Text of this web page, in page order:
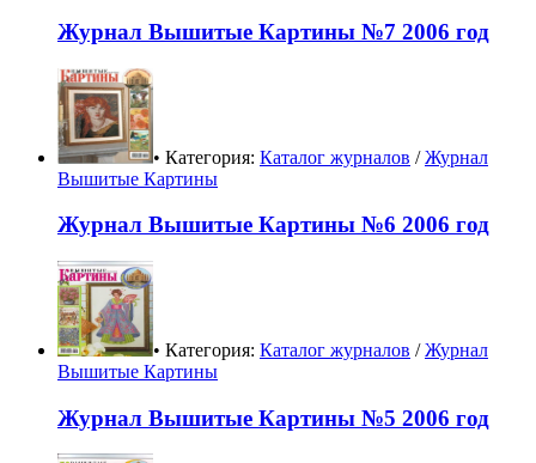
Журнал Вышитые Картины №7 2006 год
• Категория: Каталог журналов /Журнал
Вышитые Картины
Журнал Вышитые Картины №6 2006 год
• Категория: Каталог журналов /Журнал
Вышитые Картины
Журнал Вышитые Картины №5 2006 год